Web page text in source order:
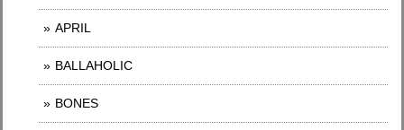
APRIL
BALLAHOLIC
BONES